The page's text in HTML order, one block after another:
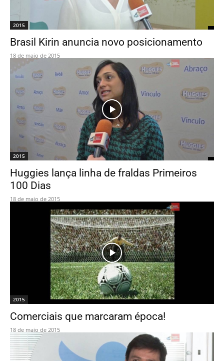
2015
Brasil Kirin anuncia novo posicionamento
18 de maio de 2015
2015
Huggies lança linha de fraldas Primeiros
100 Dias
18 de maio de 2015
2015
Comerciais que marcaram época!
18 de maio de 2015